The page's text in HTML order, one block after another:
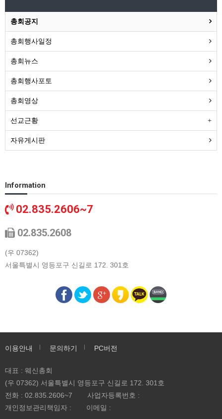
총회공지
총회행사일정
총회뉴스
총회행사포토
총회영상
선교근황
자유게시판
Information
02.835.2606~7
02.835.2608
(우 07362)
서울특별시 영등포구 신길로 172. 301호
이용안내 문의하기 PC버전
대표 : 웨신총회
(우 07362) 서울특별시 영등포구 신길로 172. 301호
전화 : 02.835.2606~7
사업자등록번호 :
개인정보관리책임자 :
이메일 :